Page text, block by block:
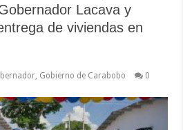
Lacava y
de viviendas en
Gobierno de Carabobo
0